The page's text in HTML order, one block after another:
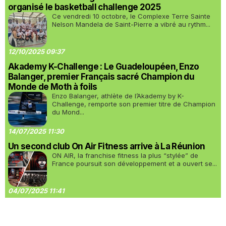
organisé le basketball challenge 2025
Ce vendredi 10 octobre, le Complexe Terre Sainte
Nelson Mandela de Saint-Pierre a vibré au rythm...
12/10/2025 09:37
Akademy K-Challenge : Le Guadeloupéen, Enzo
Balanger, premier Français sacré Champion du
Monde de Moth à foils
Enzo Balanger, athlète de l’Akademy by K-
Challenge, remporte son premier titre de Champion
du Mond...
14/07/2025 11:30
Un second club On Air Fitness arrive à La Réunion
ON AIR, la franchise fitness la plus “stylée” de
France poursuit son développement et a ouvert se...
04/07/2025 11:41